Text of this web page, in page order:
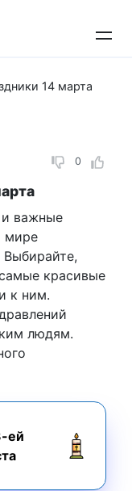
14 марта
0
и важные
мире
Выбирайте,
красивые
к ним.
людям.
ей